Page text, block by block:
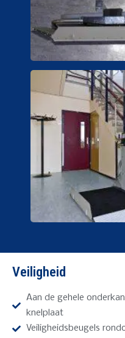
Veiligheid
Aan de gehele
knelplaat
Veiligheidsbeugels